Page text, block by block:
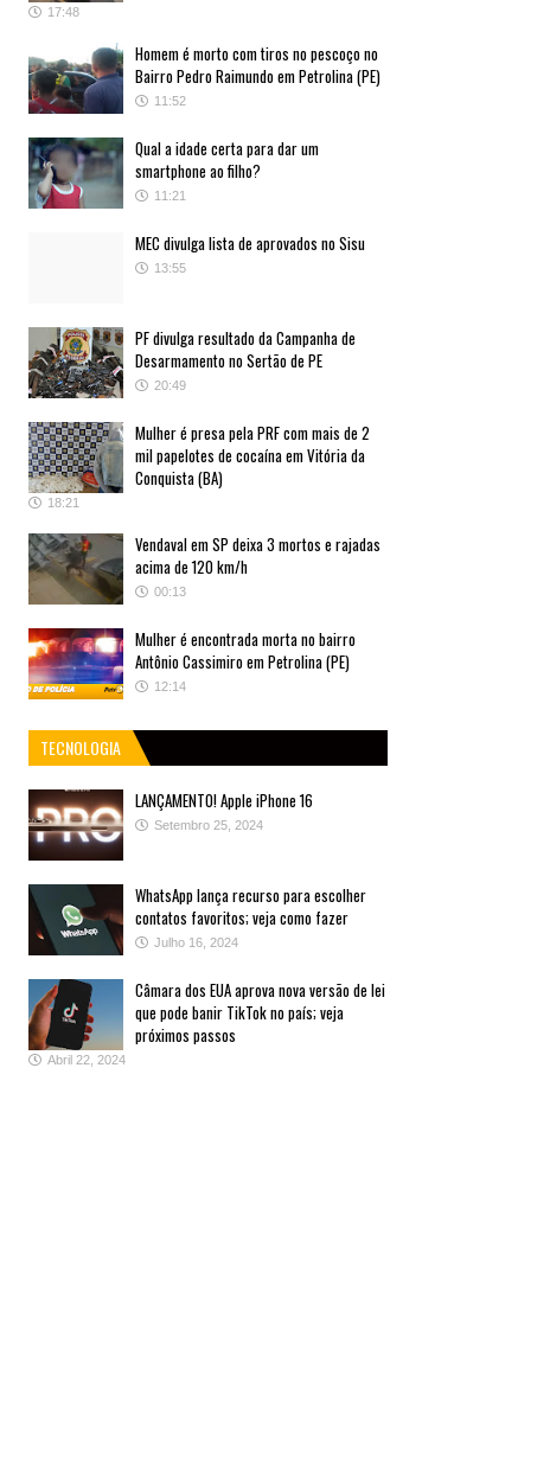
17:48
Homem é morto com tiros no pescoço no
Bairro Pedro Raimundo em Petrolina (PE)
11:52
Qual a idade certa para dar um
smartphone ao filho?
11:21
MEC divulga lista de aprovados no Sisu
13:55
PF divulga resultado da Campanha de
Desarmamento no Sertão de PE
20:49
Mulher é presa pela PRF com mais de 2
mil papelotes de cocaína em Vitória da
Conquista (BA)
18:21
Vendaval em SP deixa 3 mortos e rajadas
acima de 120 km/h
00:13
Mulher é encontrada morta no bairro
Antônio Cassimiro em Petrolina (PE)
12:14
TECNOLOGIA
LANÇAMENTO! Apple iPhone 16
Setembro 25, 2024
WhatsApp lança recurso para escolher
contatos favoritos; veja como fazer
Julho 16, 2024
Câmara dos EUA aprova nova versão de lei
que pode banir TikTok no país; veja
próximos passos
Abril 22, 2024